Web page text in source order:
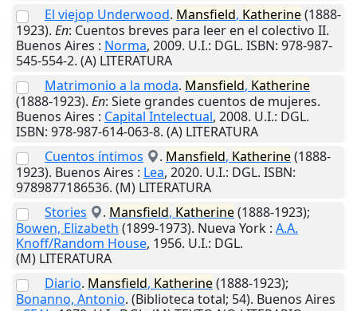
El viejop Underwood. Mansfield, Katherine(1888-
1923). En: Cuentos breves para leer en el colectivo II.
Buenos Aires : Norma, 2009. U.I.: DGL. ISBN: 978-987-
545-554-2. (A) LITERATURA
Matrimonio a la moda. Mansfield, Katherine
(1888-1923). En: Siete grandes cuentos de mujeres.
Buenos Aires : Capital Intelectual, 2008. U.I.: DGL.
ISBN: 978-987-614-063-8. (A) LITERATURA
Cuentos íntimos
. Mansfield, Katherine(1888-
1923). Buenos Aires : Lea, 2020. U.I.: DGL. ISBN:
9789877186536. (M) LITERATURA
Stories
. Mansfield, Katherine(1888-1923);
Bowen, Elizabeth (1899-1973). Nueva York : A.A.
Knoff/Random House, 1956. U.I.: DGL.
(M) LITERATURA
Diario. Mansfield, Katherine(1888-1923);
Bonanno, Antonio. (Biblioteca total; 54). Buenos Aires